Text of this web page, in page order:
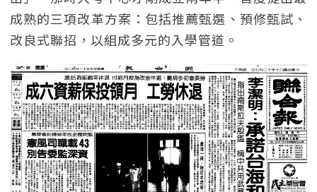
成熟的三項改革方案：包括推薦甄選、預修甄試、
改良式聯招，以組成多元的入學管道。